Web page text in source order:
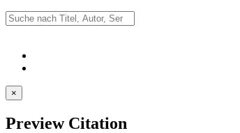
×
Preview Citation